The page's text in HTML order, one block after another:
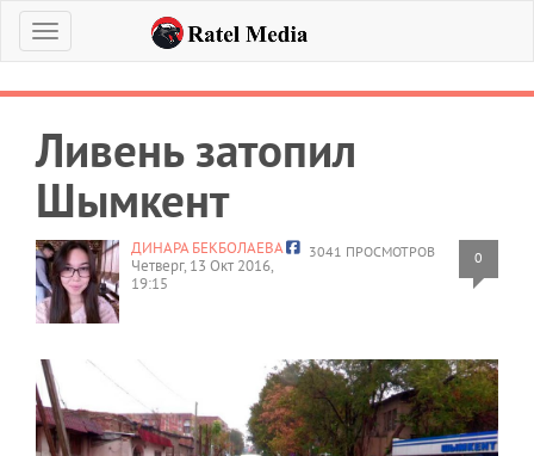
Меню
Ливень затопил
Шымкент
3041 ПРОСМОТРОВ 0
ДИНАРА БЕКБОЛАЕВА
Четверг, 13 Окт 2016,
19:15